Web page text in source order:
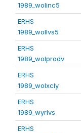
1989_wolinc5
ERHS
1989_wollvs5
ERHS
1989_wolprodv
ERHS
1989_wolxcly
ERHS
1989_wyrlvs
ERHS